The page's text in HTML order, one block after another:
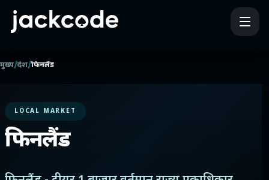
मुख्य/देश/फिनलैंड
LOCAL MARKET
फिनलैंड